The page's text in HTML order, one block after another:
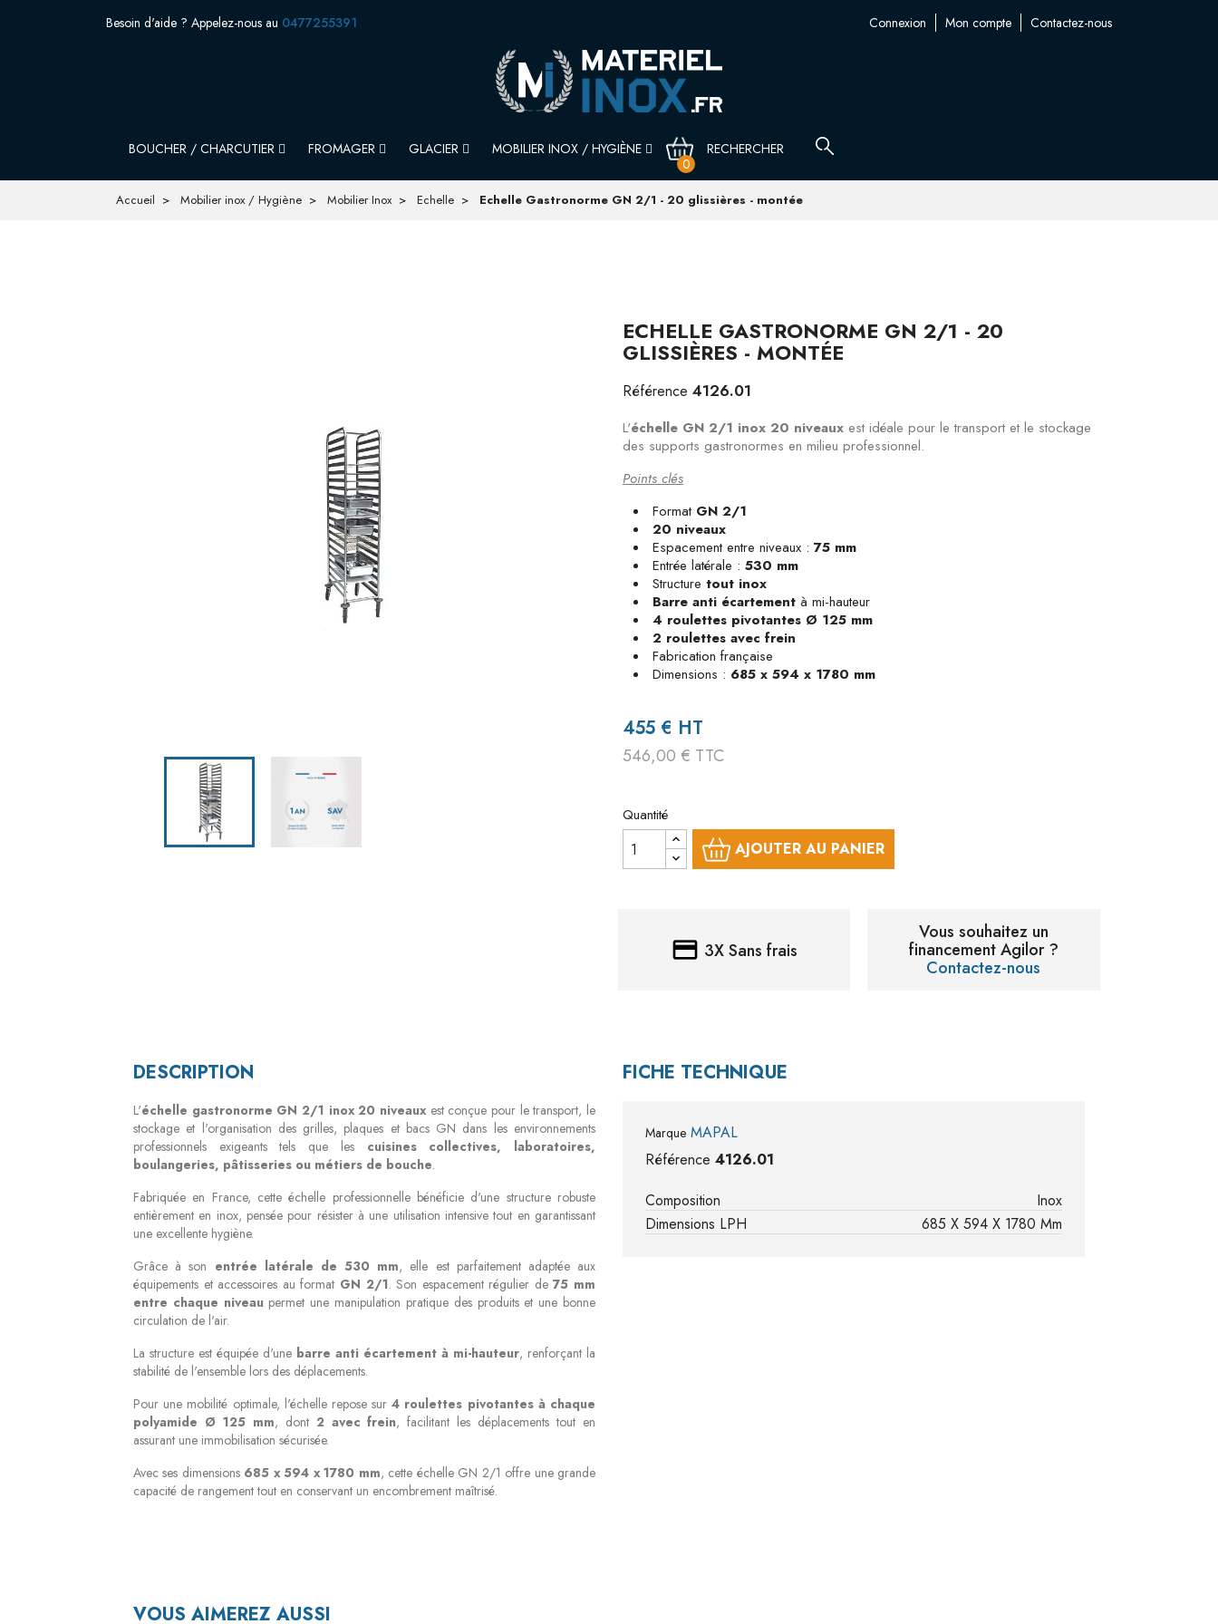
Besoin d'aide ? Appelez-nous au 0477255391 Connexion Mon compte Contactez-nous
BOUCHER / CHARCUTIER FROMAGER GLACIER
MOBILIER INOX / HYGIÈNE
0
Accueil Mobilier inox / Hygiène Mobilier Inox Echelle Echelle Gastronorme GN 2/1 - 20 glissières - montée
ECHELLE GASTRONORME GN 2/1 - 20
GLISSIÈRES - MONTÉE
Référence 4126.01
L'échelle GN 2/1 inox 20 niveaux est idéale pour le transport et le stockage
des supports gastronormes en milieu professionnel.
Points clés
Format GN 2/1
20 niveaux
Espacement entre niveaux : 75 mm
Entrée latérale : 530 mm
Structure tout inox
Barre anti écartement à mi-hauteur
4 roulettes pivotantes Ø 125 mm
2 roulettes avec frein
Fabrication française
Dimensions : 685 x 594 x 1780 mm
455 € HT
546,00 € TTC
Quantité
AJOUTER AU PANIER
credit_card 3X Sans frais
Vous souhaitez un
financement Agilor ?
Contactez-nous
DESCRIPTION
L'échelle gastronorme GN 2/1 inox 20 niveaux est conçue pour le transport, le
stockage et l'organisation des grilles, plaques et bacs GN dans les environnements
professionnels exigeants tels que les cuisines collectives, laboratoires,
boulangeries, pâtisseries ou métiers de bouche.
Fabriquée en France, cette échelle professionnelle bénéficie d'une structure robuste
entièrement en inox, pensée pour résister à une utilisation intensive tout en garantissant
une excellente hygiène.
Grâce à son entrée latérale de 530 mm, elle est parfaitement adaptée aux
équipements et accessoires au format GN 2/1. Son espacement régulier de75 mm
entre chaque niveau permet une manipulation pratique des produits et une bonne
circulation de l'air.
La structure est équipée d'une barre anti écartement à mi-hauteur, renforçant la
stabilité de l'ensemble lors des déplacements.
Pour une mobilité optimale, l'échelle repose sur4 roulettes pivotantes à chaque
polyamide Ø 125 mm, dont 2 avec frein, facilitant les déplacements tout en
assurant une immobilisation sécurisée.
Avec ses dimensions 685 x 594 x 1780 mm, cette échelle GN 2/1 offre une grande
capacité de rangement tout en conservant un encombrement maîtrisé.
FICHE TECHNIQUE
Marque MAPAL
Référence 4126.01
Composition
Inox
Dimensions LPH
685 X 594 X 1780 Mm
VOUS AIMEREZ AUSSI